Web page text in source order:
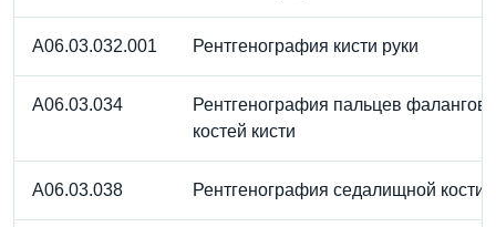
A06.03.032.001 Рентгенография кисти руки
A06.03.034
Рентгенография пальцев
костей кисти
A06.03.038 Рентгенография седалищной кости